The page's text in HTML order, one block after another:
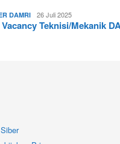
DAMRI 26 Juli 2025
Teknisi/Mekanik